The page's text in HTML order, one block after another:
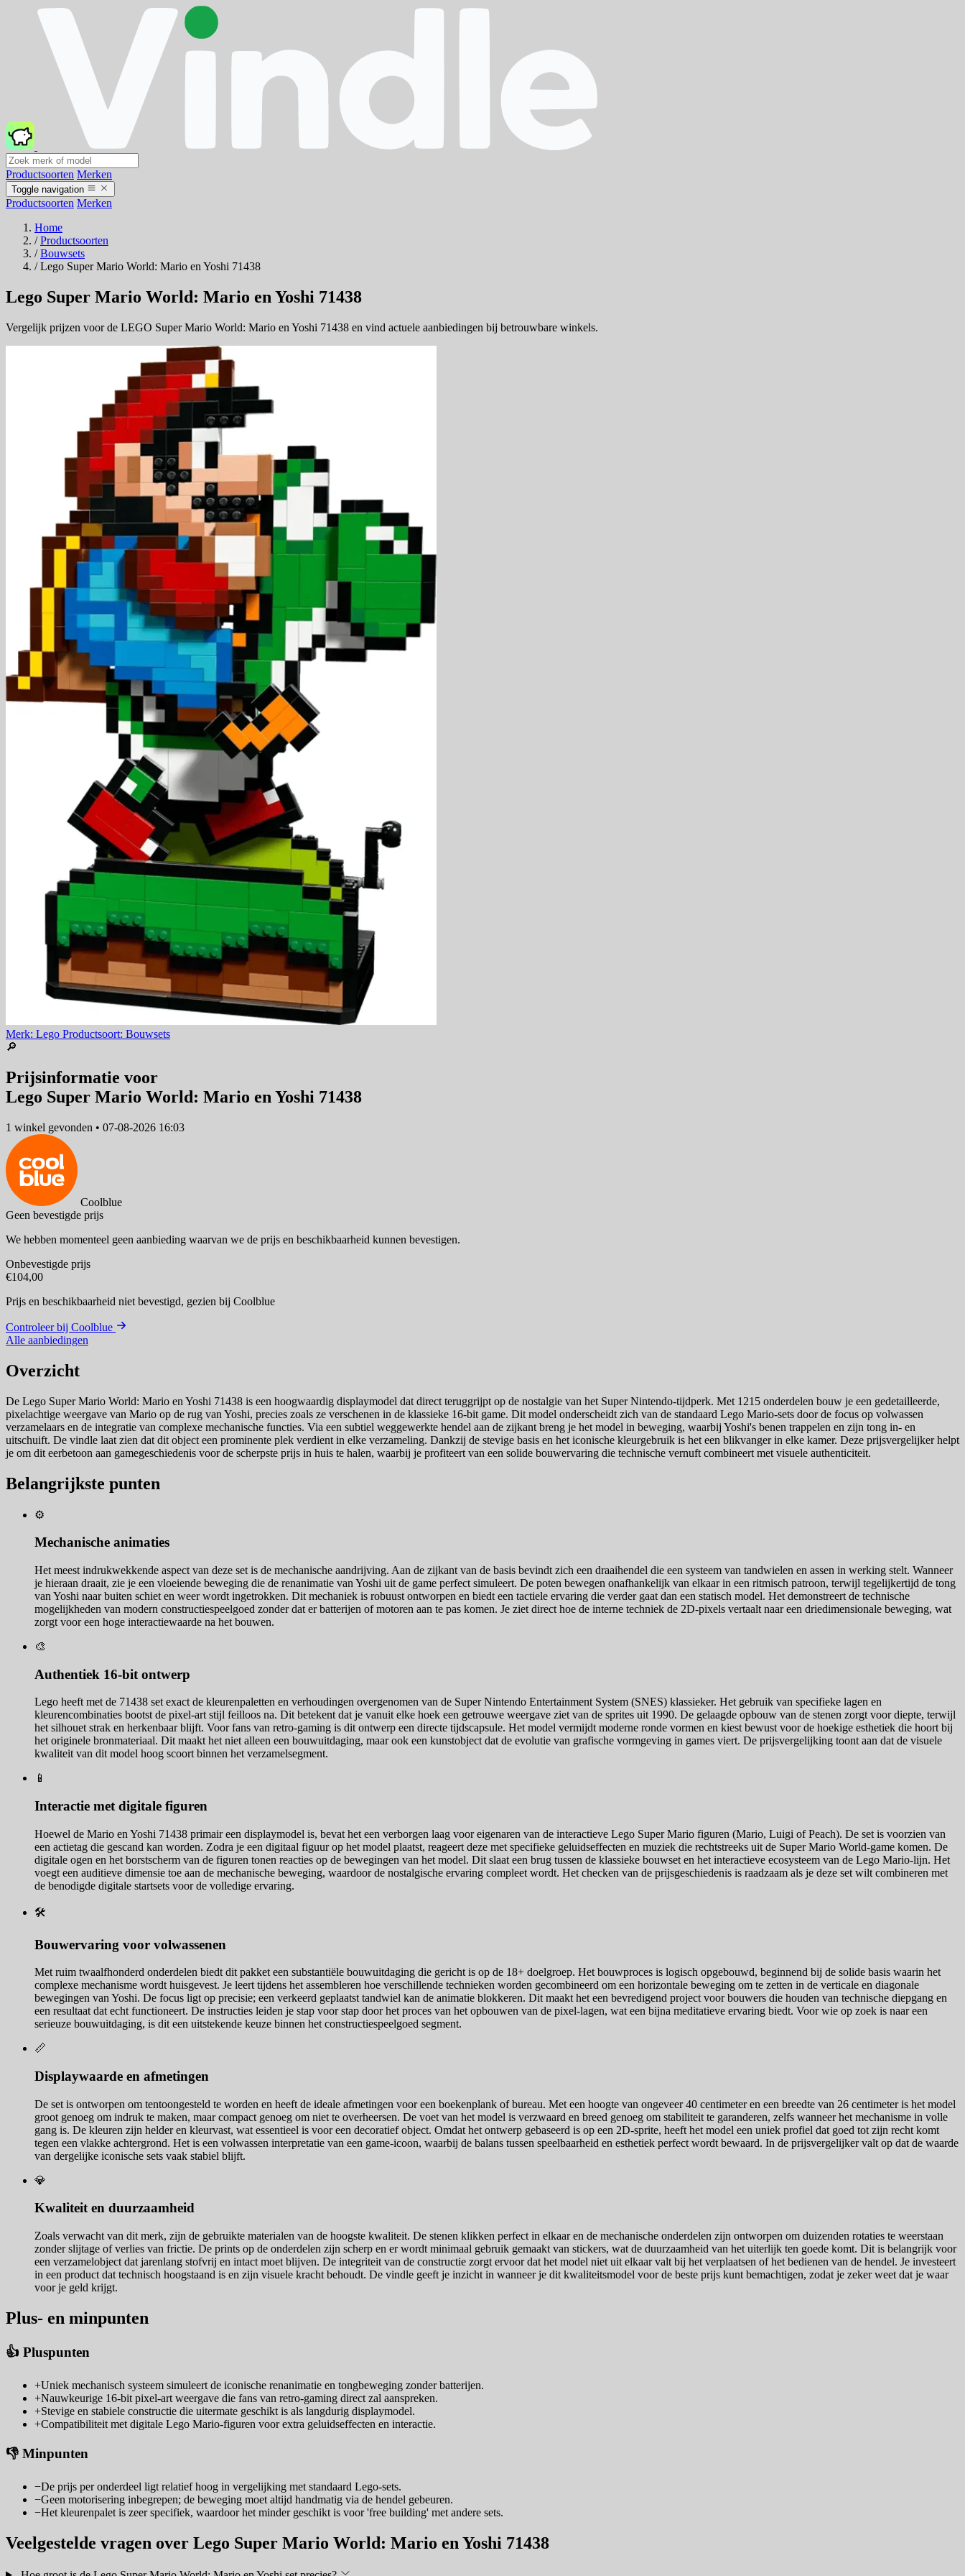
Productsoorten Merken
Toggle navigation
Productsoorten Merken
Home
/ Productsoorten
/ Bouwsets
/ Lego Super Mario World: Mario en Yoshi 71438
Lego Super Mario World: Mario en Yoshi 71438
Vergelijk prijzen voor de LEGO Super Mario World: Mario en Yoshi 71438 en vind actuele aanbiedingen bij betrouwbare winkels.
Merk: Lego Productsoort: Bouwsets
🔎
Prijsinformatie voor
Lego Super Mario World: Mario en Yoshi 71438
1 winkel gevonden • 07-08-2026 16:03
Coolblue
Geen bevestigde prijs
We hebben momenteel geen aanbieding waarvan we de prijs en beschikbaarheid kunnen bevestigen.
Onbevestigde prijs
€104,00
Prijs en beschikbaarheid niet bevestigd, gezien bij Coolblue
Controleer bij Coolblue
Alle aanbiedingen
Overzicht
De Lego Super Mario World: Mario en Yoshi 71438 is een hoogwaardig displaymodel dat direct teruggrijpt op de nostalgie van het Super Nintendo-tijdperk. Met 1215 onderdelen bouw je een gedetailleerde,
pixelachtige weergave van Mario op de rug van Yoshi, precies zoals ze verschenen in de klassieke 16-bit game. Dit model onderscheidt zich van de standaard Lego Mario-sets door de focus op volwassen
verzamelaars en de integratie van complexe mechanische functies. Via een subtiel weggewerkte hendel aan de zijkant breng je het model in beweging, waarbij Yoshi's benen trappelen en zijn tong in- en
uitschuift. De vindle laat zien dat dit object een prominente plek verdient in elke verzameling. Dankzij de stevige basis en het iconische kleurgebruik is het een blikvanger in elke kamer. Deze prijsvergelijker helpt
je om dit eerbetoon aan gamegeschiedenis voor de scherpste prijs in huis te halen, waarbij je profiteert van een solide bouwervaring die technische vernuft combineert met visuele authenticiteit.
Belangrijkste punten
⚙️
Mechanische animaties
Het meest indrukwekkende aspect van deze set is de mechanische aandrijving. Aan de zijkant van de basis bevindt zich een draaihendel die een systeem van tandwielen en assen in werking stelt. Wanneer
je hieraan draait, zie je een vloeiende beweging die de renanimatie van Yoshi uit de game perfect simuleert. De poten bewegen onafhankelijk van elkaar in een ritmisch patroon, terwijl tegelijkertijd de tong
van Yoshi naar buiten schiet en weer wordt ingetrokken. Dit mechaniek is robuust ontworpen en biedt een tactiele ervaring die verder gaat dan een statisch model. Het demonstreert de technische
mogelijkheden van modern constructiespeelgoed zonder dat er batterijen of motoren aan te pas komen. Je ziet direct hoe de interne techniek de 2D-pixels vertaalt naar een driedimensionale beweging, wat
zorgt voor een hoge interactiewaarde na het bouwen.
🎨
Authentiek 16-bit ontwerp
Lego heeft met de 71438 set exact de kleurenpaletten en verhoudingen overgenomen van de Super Nintendo Entertainment System (SNES) klassieker. Het gebruik van specifieke lagen en
kleurencombinaties bootst de pixel-art stijl feilloos na. Dit betekent dat je vanuit elke hoek een getrouwe weergave ziet van de sprites uit 1990. De gelaagde opbouw van de stenen zorgt voor diepte, terwijl
het silhouet strak en herkenbaar blijft. Voor fans van retro-gaming is dit ontwerp een directe tijdscapsule. Het model vermijdt moderne ronde vormen en kiest bewust voor de hoekige esthetiek die hoort bij
het originele bronmateriaal. Dit maakt het niet alleen een bouwuitdaging, maar ook een kunstobject dat de evolutie van grafische vormgeving in games viert. De prijsvergelijking toont aan dat de visuele
kwaliteit van dit model hoog scoort binnen het verzamelsegment.
📱
Interactie met digitale figuren
Hoewel de Mario en Yoshi 71438 primair een displaymodel is, bevat het een verborgen laag voor eigenaren van de interactieve Lego Super Mario figuren (Mario, Luigi of Peach). De set is voorzien van
een actietag die gescand kan worden. Zodra je een digitaal figuur op het model plaatst, reageert deze met specifieke geluidseffecten en muziek die rechtstreeks uit de Super Mario World-game komen. De
digitale ogen en het borstscherm van de figuren tonen reacties op de bewegingen van het model. Dit slaat een brug tussen de klassieke bouwset en het interactieve ecosysteem van de Lego Mario-lijn. Het
voegt een auditieve dimensie toe aan de mechanische beweging, waardoor de nostalgische ervaring compleet wordt. Het checken van de prijsgeschiedenis is raadzaam als je deze set wilt combineren met
de benodigde digitale startsets voor de volledige ervaring.
🛠️
Bouwervaring voor volwassenen
Met ruim twaalfhonderd onderdelen biedt dit pakket een substantiële bouwuitdaging die gericht is op de 18+ doelgroep. Het bouwproces is logisch opgebouwd, beginnend bij de solide basis waarin het
complexe mechanisme wordt huisgevest. Je leert tijdens het assembleren hoe verschillende technieken worden gecombineerd om een horizontale beweging om te zetten in de verticale en diagonale
bewegingen van Yoshi. De focus ligt op precisie; een verkeerd geplaatst tandwiel kan de animatie blokkeren. Dit maakt het een bevredigend project voor bouwers die houden van technische diepgang en
een resultaat dat echt functioneert. De instructies leiden je stap voor stap door het proces van het opbouwen van de pixel-lagen, wat een bijna meditatieve ervaring biedt. Voor wie op zoek is naar een
serieuze bouwuitdaging, is dit een uitstekende keuze binnen het constructiespeelgoed segment.
📏
Displaywaarde en afmetingen
De set is ontworpen om tentoongesteld te worden en heeft de ideale afmetingen voor een boekenplank of bureau. Met een hoogte van ongeveer 40 centimeter en een breedte van 26 centimeter is het model
groot genoeg om indruk te maken, maar compact genoeg om niet te overheersen. De voet van het model is verzwaard en breed genoeg om stabiliteit te garanderen, zelfs wanneer het mechanisme in volle
gang is. De kleuren zijn helder en kleurvast, wat essentieel is voor een decoratief object. Omdat het ontwerp gebaseerd is op een 2D-sprite, heeft het model een uniek profiel dat goed tot zijn recht komt
tegen een vlakke achtergrond. Het is een volwassen interpretatie van een game-icoon, waarbij de balans tussen speelbaarheid en esthetiek perfect wordt bewaard. In de prijsvergelijker valt op dat de waarde
van dergelijke iconische sets vaak stabiel blijft.
💎
Kwaliteit en duurzaamheid
Zoals verwacht van dit merk, zijn de gebruikte materialen van de hoogste kwaliteit. De stenen klikken perfect in elkaar en de mechanische onderdelen zijn ontworpen om duizenden rotaties te weerstaan
zonder slijtage of verlies van frictie. De prints op de onderdelen zijn scherp en er wordt minimaal gebruik gemaakt van stickers, wat de duurzaamheid van het uiterlijk ten goede komt. Dit is belangrijk voor
een verzamelobject dat jarenlang stofvrij en intact moet blijven. De integriteit van de constructie zorgt ervoor dat het model niet uit elkaar valt bij het verplaatsen of het bedienen van de hendel. Je investeert
in een product dat technisch hoogstaand is en zijn visuele kracht behoudt. De vindle geeft je inzicht in wanneer je dit kwaliteitsmodel voor de beste prijs kunt bemachtigen, zodat je zeker weet dat je waar
voor je geld krijgt.
Plus- en minpunten
👍 Pluspunten
+Uniek mechanisch systeem simuleert de iconische renanimatie en tongbeweging zonder batterijen.
+Nauwkeurige 16-bit pixel-art weergave die fans van retro-gaming direct zal aanspreken.
+Stevige en stabiele constructie die uitermate geschikt is als langdurig displaymodel.
+Compatibiliteit met digitale Lego Mario-figuren voor extra geluidseffecten en interactie.
👎 Minpunten
−De prijs per onderdeel ligt relatief hoog in vergelijking met standaard Lego-sets.
−Geen motorisering inbegrepen; de beweging moet altijd handmatig via de hendel gebeuren.
−Het kleurenpalet is zeer specifiek, waardoor het minder geschikt is voor 'free building' met andere sets.
Veelgestelde vragen over Lego Super Mario World: Mario en Yoshi 71438